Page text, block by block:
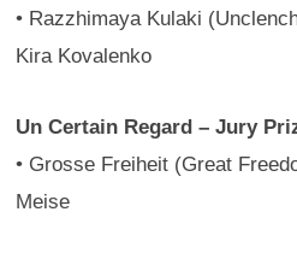
• Razzhimaya Kulaki
Kira Kovalenko
Un Certain Regard – Jury
• Grosse Freiheit (Great
Meise